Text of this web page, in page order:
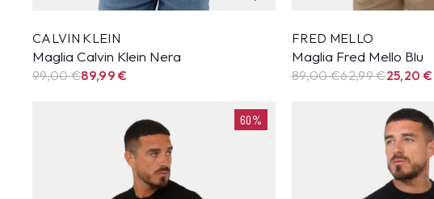
CALVIN KLEIN
Maglia Calvin Klein Nera
99,00 €89,99€
FRED MELLO
Maglia Fred Mello Blu
89,00 €62,99€25,20 €
60%